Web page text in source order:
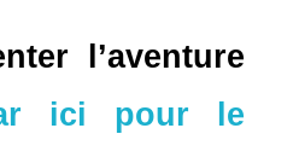
l’aventure
ici pour le